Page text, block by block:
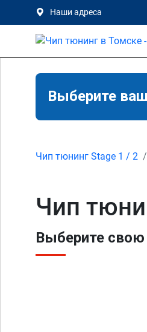
Наши адреса
Выберите
Чип тюнинг Stage 1 / 2
Чип
Выберите